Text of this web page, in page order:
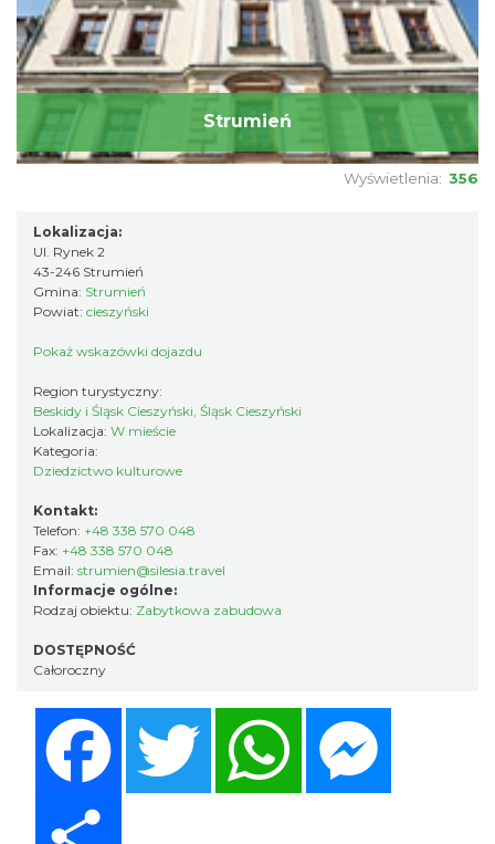
Strumień
Wyświetlenia: 356
Lokalizacja:
Ul. Rynek 2
43-246 Strumień
Gmina: Strumień
Powiat: cieszyński
Pokaż wskazówki dojazdu
Region turystyczny:
Beskidy i Śląsk Cieszyński, Śląsk Cieszyński
Lokalizacja: W mieście
Kategoria:
Dziedzictwo kulturowe
Kontakt:
Telefon: +48 338 570 048
Fax: +48 338 570 048
Email: strumien@silesia.travel
Informacje ogólne:
Rodzaj obiektu: Zabytkowa zabudowa
DOSTĘPNOŚĆ
Całoroczny
Twitter WhatsApp